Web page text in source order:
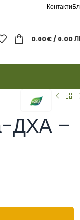
Контакти
0.00€/ 0.00
ДХА –